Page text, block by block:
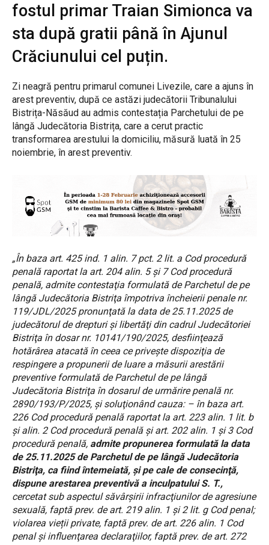
fostul primar Traian Simionca va
sta după gratii până în Ajunul
Crăciunului cel puțin.
Zi neagră pentru primarul comunei Livezile, care a ajuns în
arest preventiv, după ce astăzi judecătorii Tribunalului
Bistrița-Năsăud au admis contestația Parchetului de pe
lângă Judecătoria Bistrița, care a cerut practic
transformarea arestului la domiciliu, măsură luată în 25
noiembrie, în arest preventiv.
„În baza art. 425 ind. 1 alin. 7 pct. 2 lit. a Cod procedură
penală raportat la art. 204 alin. 5 şi 7 Cod procedură
penală, admite contestaţia formulată de Parchetul de pe
lângă Judecătoria Bistriţa împotriva încheierii penale nr.
119/JDL/2025 pronunţată la data de 25.11.2025 de
judecătorul de drepturi şi libertăţi din cadrul Judecătoriei
Bistriţa în dosar nr. 10141/190/2025, desfiinţează
hotărârea atacată în ceea ce priveşte dispoziţia de
respingere a propunerii de luare a măsurii arestării
preventive formulată de Parchetul de pe lângă
Judecătoria Bistriţa în dosarul de urmărire penală nr.
2890/193/P/2025, şi soluţionând cauza: – în baza art.
226 Cod procedură penală raportat la art. 223 alin. 1 lit. b
şi alin. 2 Cod procedură penală şi art. 202 alin. 1 și 3 Cod
procedură penală, admite propunerea formulată la data
de 25.11.2025 de Parchetul de pe lângă Judecătoria
Bistriţa, ca fiind întemeiată, şi pe cale de consecinţă,
dispune arestarea preventivă a inculpatului S. T.,
cercetat sub aspectul săvârşirii infracţiunilor de agresiune
sexuală, faptă prev. de art. 219 alin. 1 și 2 lit. g Cod penal;
violarea vieții private, faptă prev. de art. 226 alin. 1 Cod
penal şi influenţarea declaraţiilor, faptă prev. de art. 272